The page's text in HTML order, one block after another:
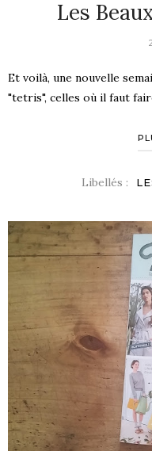
Les
Et voilà, une nouvelle
"tetris", celles où il faut
Libellés :